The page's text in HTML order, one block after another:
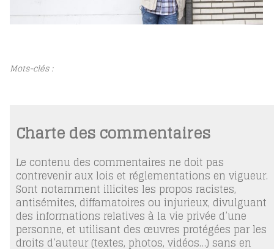
Mots-clés :
Charte des commentaires
Le contenu des commentaires ne doit pas
contrevenir aux lois et réglementations en vigueur.
Sont notamment illicites les propos racistes,
antisémites, diffamatoires ou injurieux, divulguant
des informations relatives à la vie privée d’une
personne, et utilisant des œuvres protégées par les
droits d’auteur (textes, photos, vidéos…) sans en